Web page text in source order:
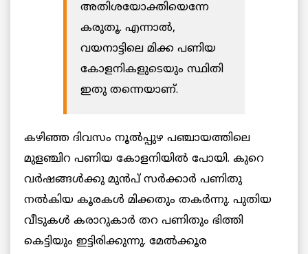
അതിശയോക്തിയെന്നേ
കരുതൂ. എന്നാൽ,
‍വയനാട്ടിലെ മിക്ക പണിയ
കോളനികളുടെയും സ്ഥിതി
ഇതു തന്നെയാണ്‌.
കഴിഞ്ഞ ദിവസം നൂല്‍പ്പുഴ പഞ്ചായത്തിലെ
മുളഞ്ചിറ പണിയ കോളനിയില്‍ പോയി. കുറെ
വര്‍ഷങ്ങള്‍ക്കു മുൻപ് സര്‍ക്കാര്‍ പണിതു
നല്‍കിയ കൂരകള്‍ മിക്കതും തകര്‍ന്നു. പുതിയ
വീടുകള്‍ കരാറുകാര്‍ തറ പണിതും ഭിത്തി
കെട്ടിയും ഇട്ടിരിക്കുന്നു. മേല്‍ക്കൂര